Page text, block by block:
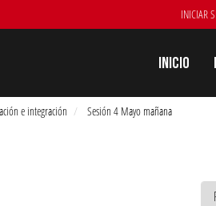
INICIAR
Inicio
e integración Sesión 4 Mayo mañana